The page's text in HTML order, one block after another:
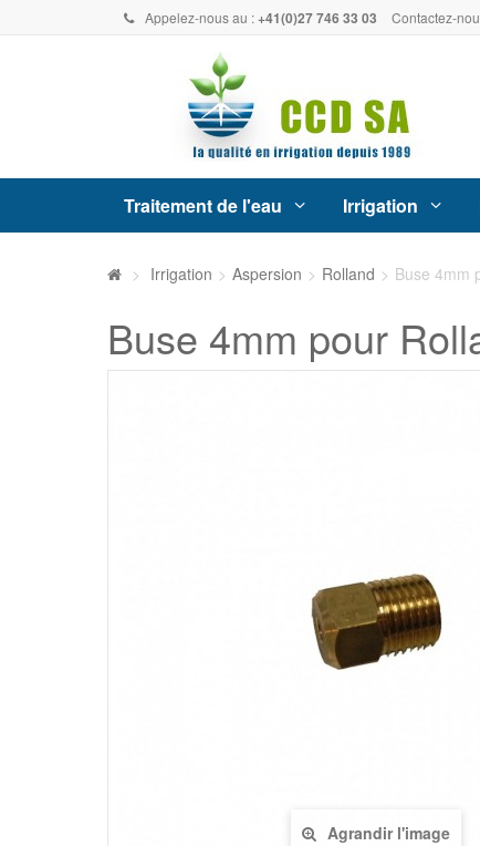
Appelez-nous au :+41(0)27 746 33 03 Contactez-
Traitement de l'eau Irrigation
> Irrigation > Aspersion > Rolland > Buse 4mm
Buse 4mm pour
Agrandir l'image